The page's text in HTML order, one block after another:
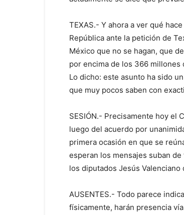
TEXAS.- Y ahora a ver qué
República ante la petición de
México que no se hagan, que
por encima de los 366 millones
Lo dicho: este asunto ha sido
que muy pocos saben con
SESIÓN.- Precisamente hoy el
luego del acuerdo por
primera ocasión en que se
esperan los mensajes suban
los diputados Jesús
AUSENTES.- Todo parece
físicamente, harán presencia